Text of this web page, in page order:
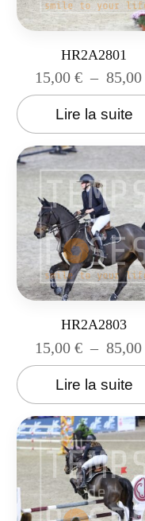
HR2A2801
15,00 € – 85,00
Lire la suite
HR2A2803
15,00 € – 85,00
Lire la suite